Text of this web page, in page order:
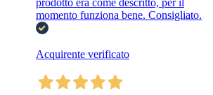
prodotto era come descritto, per il
momento funziona bene. Consigliato.
Acquirente verificato